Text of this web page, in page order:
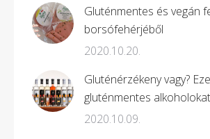
Gluténmentes és vegán
borsófehérjéből
2020.10.20.
Gluténérzékeny vagy?
gluténmentes
2020.10.09.